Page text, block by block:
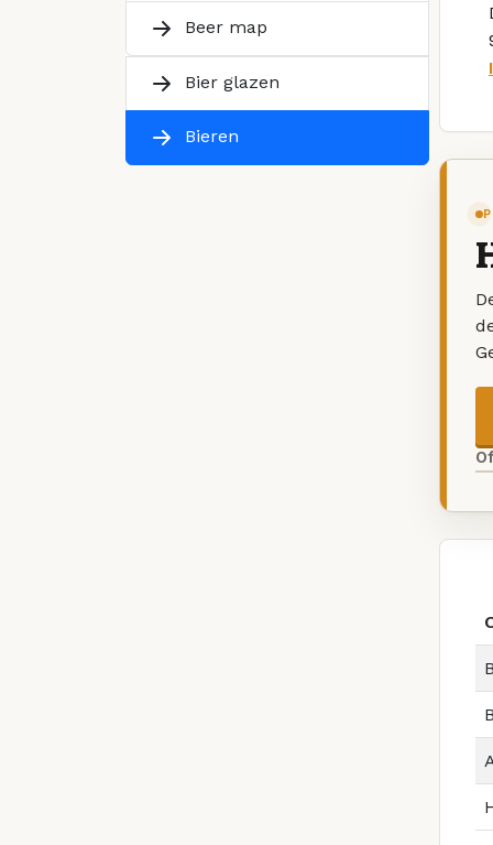
Beer map
Bier glazen
Bieren